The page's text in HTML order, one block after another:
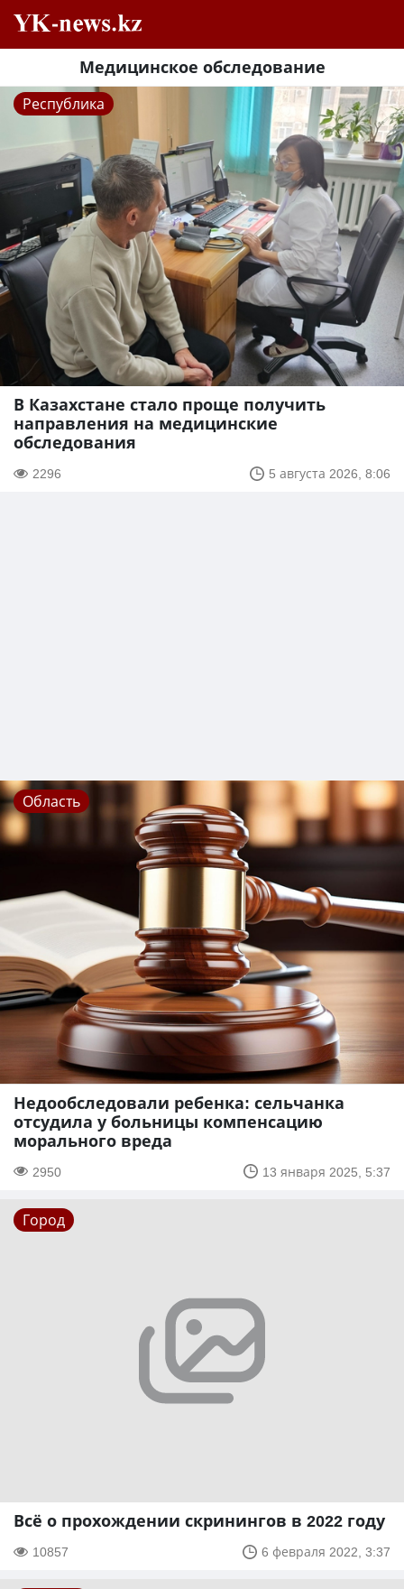
Медицинское обследование
Республика
В Казахстане стало проще получить
направления на медицинские
обследования
2296 5 августа 2026, 8:06
Область
Недообследовали ребенка: сельчанка
отсудила у больницы компенсацию
морального вреда
2950 13 января 2025, 5:37
Город
Всё о прохождении скринингов в 2022 году
10857 6 февраля 2022, 3:37